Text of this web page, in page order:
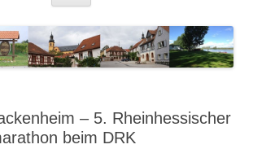
– 5. Rheinhessischer
beim DRK